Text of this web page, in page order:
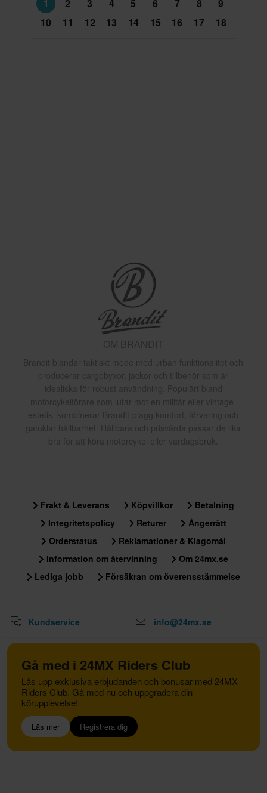
1 2 3 4 5 6 7 8
9
10
11 12 13 14 15 16 17 18
OM BRANDIT
Brandit blandar taktiskt mode med urban funktionalitet och
producerar cargobyxor, jackor och tillbehör som är
idealiska för robust användning. Populärt bland
motorcykelförare som lutar mot en militär eller vintage-
estetik, kombinerar Brandit-plagg komfort, förvaring och
gatuklar hållbarhet. Hållbara och prisvärda passar de lika
bra för att köra motorcykel eller vardagsbruk.
Frakt & Leverans Köpvillkor
Betalning
Integritetspolicy
Returer
Ångerrätt
Orderstatus
Reklamationer & Klagomål
Information om återvinning
Om 24mx.se
Lediga jobb
Försäkran om överensstämmelse
Kundservice info@24mx.se
Gå med i 24MX Riders Club
Lås upp exklusiva erbjudanden och bonusar med 24MX
Riders Club. Gå med nu och uppgradera din
körupplevelse!
Läs mer Registrera dig